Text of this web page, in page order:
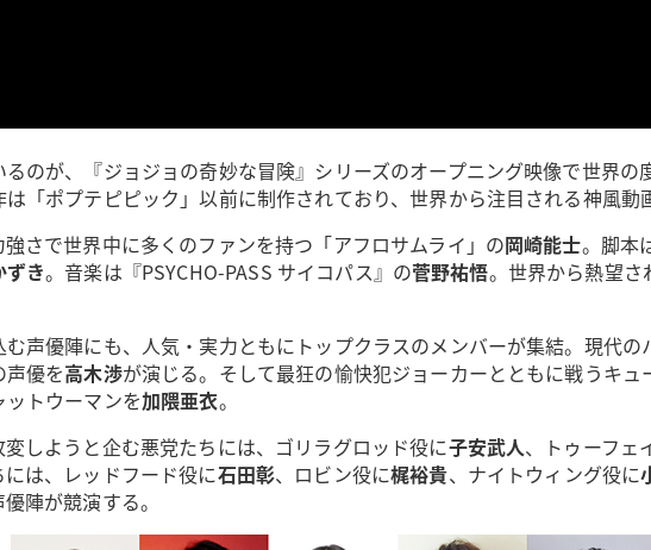
のが、『ジョジョの奇妙な冒険』シリーズのオープニング映像で世界
は「ポプテピピック」以前に制作されており、世界から注目される神風動
さで世界中に多くのファンを持つ「アフロサムライ」の岡崎能士。脚本
ずき。音楽は『PSYCHO-PASS サイコパス』の菅野祐悟。世界から熱望さ
声優陣にも、人気・実力ともにトップクラスのメンバーが集結。現代
優を高木渉が演じる。そして最狂の愉快犯ジョーカーとともに戦うキ
トウーマンを加隈亜衣。
しようと企む悪党たちには、ゴリラグロッド役に子安武人、トゥーフェ
は、レッドフード役に石田彰、ロビン役に梶裕貴、ナイトウィング役に
陣が競演する。